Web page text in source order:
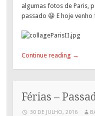
algumas fotos de Paris,
passado 😀 E hoje
Continue reading →
Férias –
30 DE JULHO, 2016